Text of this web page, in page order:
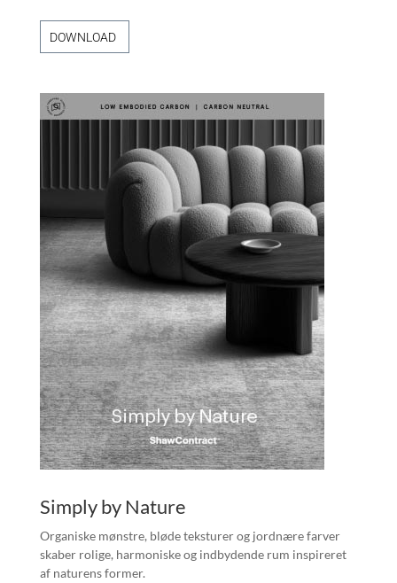
DOWNLOAD
Simply by Nature
Organiske mønstre, bløde teksturer og jordnære farver
skaber rolige, harmoniske og indbydende rum inspireret
af naturens former.